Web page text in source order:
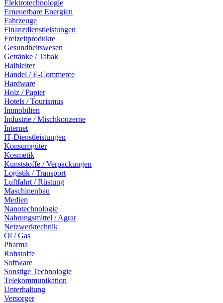
Elektrotechnologie
Erneuerbare Energien
Fahrzeuge
Finanzdienstleistungen
Freizeitprodukte
Gesundheitswesen
Getränke / Tabak
Halbleiter
Handel / E-Commerce
Hardware
Holz / Papier
Hotels / Tourismus
Immobilien
Industrie / Mischkonzerne
Internet
IT-Dienstleistungen
Konsumgüter
Kosmetik
Kunststoffe / Verpackungen
Logistik / Transport
Luftfahrt / Rüstung
Maschinenbau
Medien
Nanotechnologie
Nahrungsmittel / Agrar
Netzwerktechnik
Öl / Gas
Pharma
Rohstoffe
Software
Sonstige Technologie
Telekommunikation
Unterhaltung
Versorger